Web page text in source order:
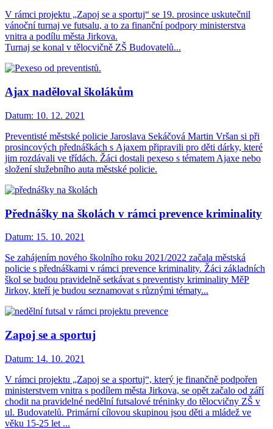
V rámci projektu „Zapoj se a sportuj“ se 19. prosince uskutečnil
vánoční turnaj ve futsalu, a to za finanční podpory ministerstva
vnitra a podílu města Jirkova.
Turnaj se konal v tělocvičně ZŠ Budovatelů...
Ajax naděloval školákům
Datum: 10. 12. 2021
Preventisté městské policie Jaroslava Sekáčová Martin Vršan si při
prosincových přednáškách s Ajaxem připravili pro děti dárky, které
jim rozdávali ve třídách. Žáci dostali pexeso s tématem Ajaxe nebo
složení služebního auta městské policie.
Přednášky na školách v rámci prevence kriminality
Datum: 15. 10. 2021
Se zahájením nového školního roku 2021/2022 začala městská
policie s přednáškami v rámci prevence kriminality. Žáci základních
škol se budou pravidelně setkávat s preventisty kriminality MěP
Jirkov, kteří je budou seznamovat s různými tématy...
Zapoj se a sportuj
Datum: 14. 10. 2021
V rámci projektu „Zapoj se a sportuj“, který je finančně podpořen
ministerstvem vnitra s podílem města Jirkova, se opět začalo od září
chodit na pravidelné nedělní futsalové tréninky do tělocvičny ZŠ v
ul. Budovatelů. Primární cílovou skupinou jsou děti a mládež ve
věku 15-25 let ...